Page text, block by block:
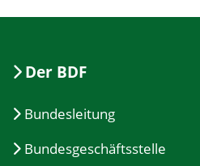
Der BDF
Bundesleitung
Bundesgeschäftsstelle